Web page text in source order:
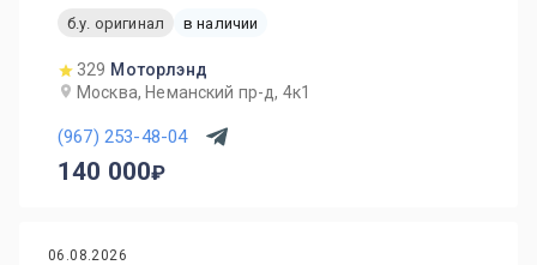
б.у. оригинал
в наличии
329 Моторлэнд
Москва, Неманский пр-д, 4к1
(967) 253-48-04
140 000
06.08.2026